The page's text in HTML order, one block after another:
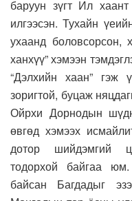
баруун зүгт Ил
илгээсэн. Тухайн
ухаанд боловсорсон,
ханхүү” хэмээн
“Дэлхийн хаан” гэж
зоригтой, буцаж
Ойрхи Дорнодын
өвгөд хэмээх
дотор шийдэмгий
тодорхой байгаа юм.
байсан Багдадыг